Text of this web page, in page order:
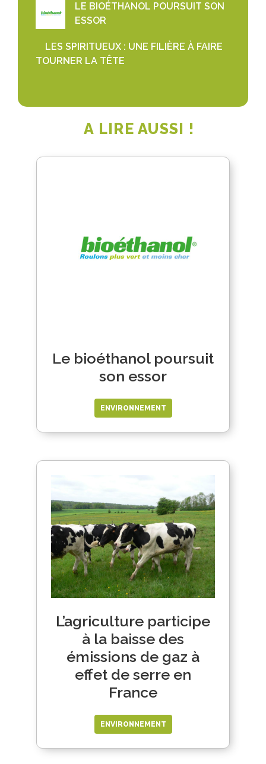
LE BIOÉTHANOL POURSUIT SON
ESSOR
LES SPIRITUEUX : UNE FILIÈRE À FAIRE
TOURNER LA TÊTE
A LIRE AUSSI !
Le bioéthanol poursuit
son essor
ENVIRONNEMENT
L’agriculture participe
à la baisse des
émissions de gaz à
effet de serre en
France
ENVIRONNEMENT